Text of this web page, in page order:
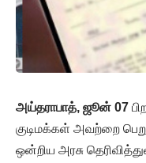
அய்தராபாத், ஜூன் 07
குடிமக்கள் அவற்றை
ஒன்றிய அரசு